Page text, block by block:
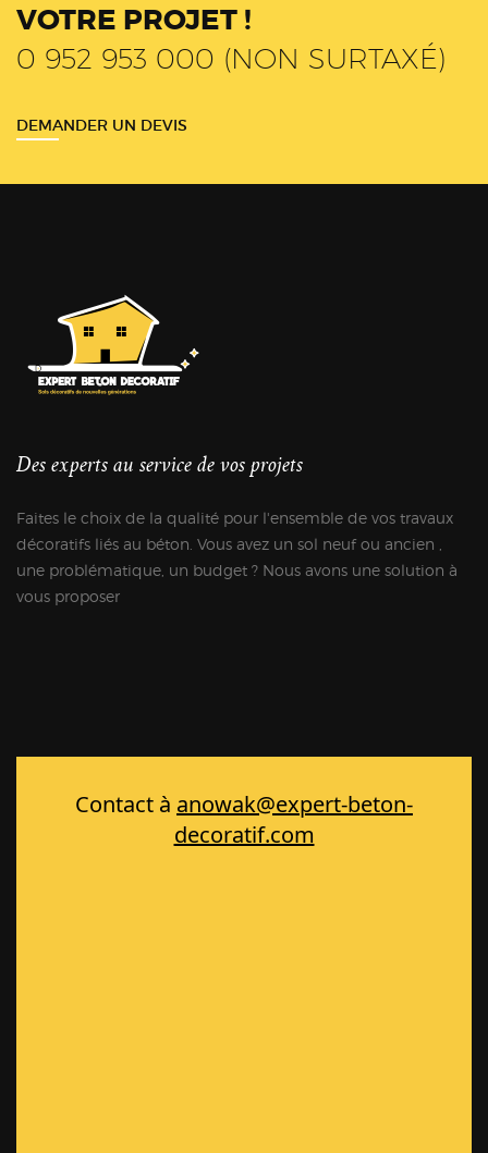
VOTRE PROJET !
0 952 953 000 (NON SURTAXÉ)
DEMANDER UN DEVIS
Des experts au service de vos projets
Faites le choix de la qualité pour l'ensemble de vos travaux
décoratifs liés au béton. Vous avez un sol neuf ou ancien ,
une problématique, un budget ? Nous avons une solution à
vous proposer